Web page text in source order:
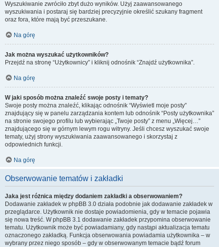
Wyszukiwanie zwróciło zbyt dużo wyników. Użyj zaawansowanego
wyszukiwania i postaraj się bardziej precyzyjnie określić szukany fragment
oraz fora, które mają być przeszukane.
Na górę
Jak można wyszukać użytkowników?
Przejdź na stronę “Użytkownicy” i kliknij odnośnik “Znajdź użytkownika”.
Na górę
W jaki sposób można znaleźć swoje posty i tematy?
Swoje posty można znaleźć, klikając odnośnik “Wyświetl moje posty”
znajdujący się w panelu zarządzania kontem lub odnośnik “Posty użytkownika”
na stronie swojego profilu lub wybierając „Twoje posty” z menu „Więcej…”
znajdującego się w górnym lewym rogu witryny. Jeśli chcesz wyszukać swoje
tematy, użyj strony wyszukiwania zaawansowanego i skorzystaj z
odpowiednich funkcji.
Na górę
Obserwowanie tematów i zakładki
Jaka jest różnica między dodaniem zakładki a obserwowaniem?
Dodawanie zakładek w phpBB 3.0 działa podobnie jak dodawanie zakładek w
przeglądarce. Użytkownik nie dostaje powiadomienia, gdy w temacie pojawia
się nowa treść. W phpBB 3.1 dodawanie zakładek przypomina obserwowanie
tematu. Użytkownik może być powiadamiany, gdy nastąpi aktualizacja tematu
oznaczonego zakładką. Funkcja obserwowania powiadamia użytkownika – w
wybrany przez niego sposób – gdy w obserwowanym temacie bądź forum